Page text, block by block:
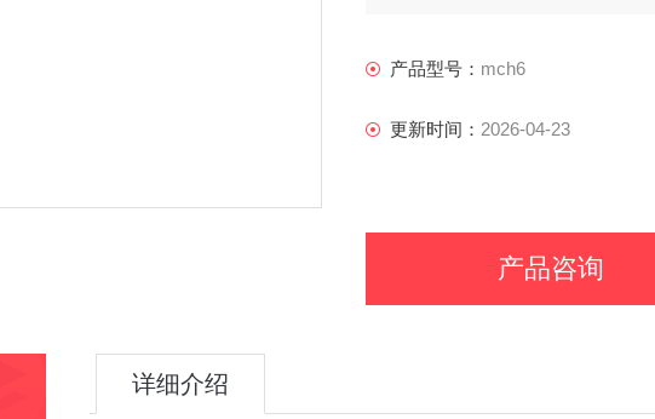
产品型号： mch6
更新时间： 2026-04-23
产品咨询
详细介绍